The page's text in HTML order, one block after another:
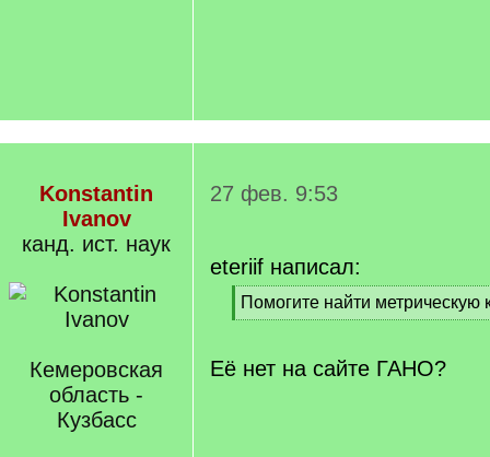
Konstantin
Ivanov
канд. ист. наук
Кемеровская
область -
Кузбасс
27 фев. 9:53
eteriif написал:
[
q
Помогите найти метрическую
[
q
]
Её нет на сайте ГАНО?